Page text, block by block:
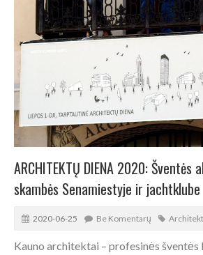
ARCHITEKTŲ DIENA 2020: Šventės
skambės Senamiestyje ir jachtklube
2020-06-25 Be Komentarų
Kauno architektai – profesinės šventės